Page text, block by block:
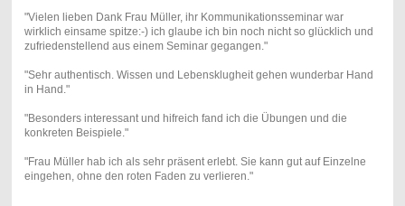
"Vielen lieben Dank Frau Müller, ihr Kommunikationsseminar war
wirklich einsame spitze:-) ich glaube ich bin noch nicht so glücklich und
zufriedenstellend aus einem Seminar gegangen."
"Sehr authentisch. Wissen und Lebensklugheit gehen wunderbar Hand
in Hand."
"Besonders interessant und hifreich fand ich die Übungen und die
konkreten Beispiele."
"Frau Müller hab ich als sehr präsent erlebt. Sie kann gut auf Einzelne
eingehen, ohne den roten Faden zu verlieren."